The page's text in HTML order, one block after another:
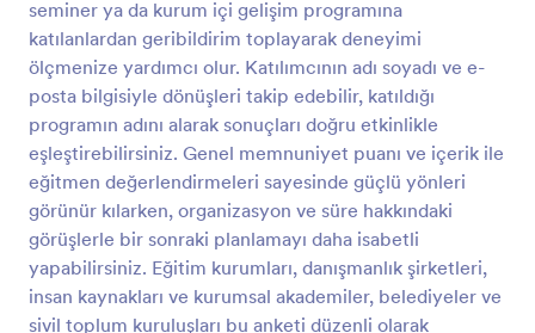
seminer ya da kurum içi gelişim programına
katılanlardan geribildirim toplayarak deneyimi
ölçmenize yardımcı olur. Katılımcının adı soyadı ve e-
posta bilgisiyle dönüşleri takip edebilir, katıldığı
programın adını alarak sonuçları doğru etkinlikle
eşleştirebilirsiniz. Genel memnuniyet puanı ve içerik ile
eğitmen değerlendirmeleri sayesinde güçlü yönleri
görünür kılarken, organizasyon ve süre hakkındaki
görüşlerle bir sonraki planlamayı daha isabetli
yapabilirsiniz. Eğitim kurumları, danışmanlık şirketleri,
insan kaynakları ve kurumsal akademiler, belediyeler ve
sivil toplum kuruluşları bu anketi düzenli olarak
iyileştirme alanlarını değerlendirmek ve belirlemek
için formu doldurun.Ücretsiz online Sürekli Eğitim
Değerlendirme Formunun temel faydalarından biri,
eğilimleri tespit etmenize, yeni gelişim alanlarını
keşfetmenize ve öğrencileriniz için daha da iyi
eğitim ve materyaller sağlamanıza yardımcı olmasıdır.
Kolay iş birliği için Google Drive hesabınızda
otomatik güncellemeler bile alabilirsiniz. Form
Oluşturucumuzu kullanırsanız, herhangi bir kodlama
gerektirmeden güzel bir tasarım için kuruluşunuzun
logosunu ekleyebilir, yeni arka plan resimleri veya
şablonları yükleyebilir veya farklı form temaları
seçebilirsiniz. Jotform'un güçlü entegrasyonları
sayesinde öğrencileriniz veya müşterilerinizle
Önizleme